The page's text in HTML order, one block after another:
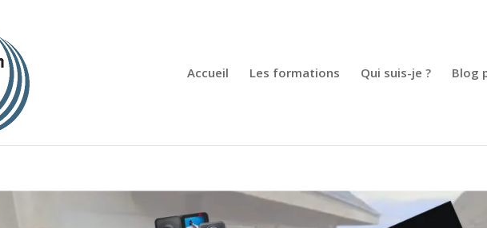
Accueil Les formations Qui suis-je ? Blog